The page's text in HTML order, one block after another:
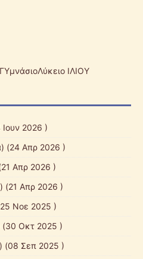
ΙΛΙΟΥ
2026 )
(24 Απρ 2026 )
Απρ 2026 )
(21 Απρ 2026 )
Νοε 2025 )
(30 Οκτ 2025 )
(08 Σεπ 2025 )